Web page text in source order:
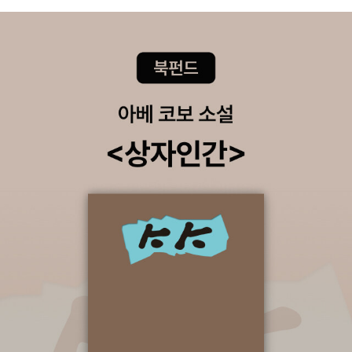
자, 물을 보호하고 수호하는 자다. 농민은 식량을 생산하는 자다. 오늘
날 세계의 소농은 세계 자원의 30%만 사용하면서도 세계에 필요한
식량의 70%를 공급하고 있다. 여기에 크고 작은 텃밭들을 추가한다
재배된다는 것은 한층 더 분명해진다. 식량 문제에 관해서라면 생태
먹여 살리는 것은 종자 독재가 아니라 종자 독립이다. 씨앗은 푸드 시
스템의 첫 번째 연결점이다. 씨앗이 없으면 식량도 없다. 씨앗이 다양
하지 않으면, 생명체의 건강에 꼭 필요한 식량과 영양도 다양할 수 없
다. 씨앗의 다양성이 사라지면, 기후 혼돈과 기후 불안정성의 시대에
이윤을 위해 종자를 통제하고 개조하고 유전적으로 변형시키는 글로
사는 아메리카 토착민과 새롭게 관계를 맺음으로써 가능한 일이었다.
과거 자동차 산업의 수도였던 디트로이트 에서도 같은 일이 일어났
고, 샌프란시스코 역시 마찬가지였다. <샌프란시스코 도시 농업연합
>회장인 모하메드 누루는 '우리는 하나의 개별적인 문제가 아니라 전
체적인 순환 구조를 다루고 있다'고 말했다. -P.258《내일》에는 지역
농업의 사례들이 나온다. 어제는 잠깐 영국 토드모던의 <놀라운 먹거
리>프로젝트에 대한 부분을 보게 됐다. '팜'과 '메리'는 지구환경 강연
회에 갔다 익히 알고 있던 자원고갈 문제에 대해 듣게 됐고, 우리가 지
구를 구하는 거창한 데까지 나아가진 않더라도 우리 동네에서 시작해
우리 아이들의 먹거리 문제에 대해서는 대책이 있어야 하지 않겠냐,
섯명 쯤 오지 않을까 했는데 60명이나 와서 너무 놀랐다고 했다. 이
체제 이념 대결의 지형을 따라 나뉜 거라고 봅니다. 친북이냐 반북이
고, 비전을 제시함을써 지지 기반을 갖추고, 이념과 노선을 갖춘 정당
체제가 아니었습니다. 국가가 만든 정당과 그 반대당으로 출발해서,
니다. -심상정, p.175많은 국민이 정권이 바뀌어도 삶이 크게 달라지
지 않는다는 불신을 갖고 있습니다. 민주당과 액면가 정책으로 보면
많이 비슷한데 왜 정의당은 정의당대로 따로 정치를 하느냐고 물으
복지국가 모델을 우리의 미래로서 선택하고자 하는 정당입니다. -심
상정, p.177유럽 사람들은 노동당이나 시민당이 집권했을 때 어떤 정
사건의 피해자인 고 김추백씨의 딸이 쓴 글.사건의 피해자이기도 한
저자가 진실을 찾기까지의 여정을 되새기고 기록한 역사적 사실이자
간첩단으로 몰려 세상을 등지거나 핍박을 받아야 했던 아버지들에 대
간첩조작 사건에 연루된 본당 신자의 무고함이 밝혀져 그의 무죄에
다는 이야기를 들었었는데. 하긴 집에만 오면 게으름에 빠져 누워 잠
자고 어머니가 만들어주신 만두를 먹거나 계란 프라이를 엄청 먹어대
던 오래비도 간첩조작사건과 관련하여 경찰조사가 있었다고 하니, 나
는 그때부터 간첩사건이 터지면 무조건 의심부터 했다. 집으로 전화